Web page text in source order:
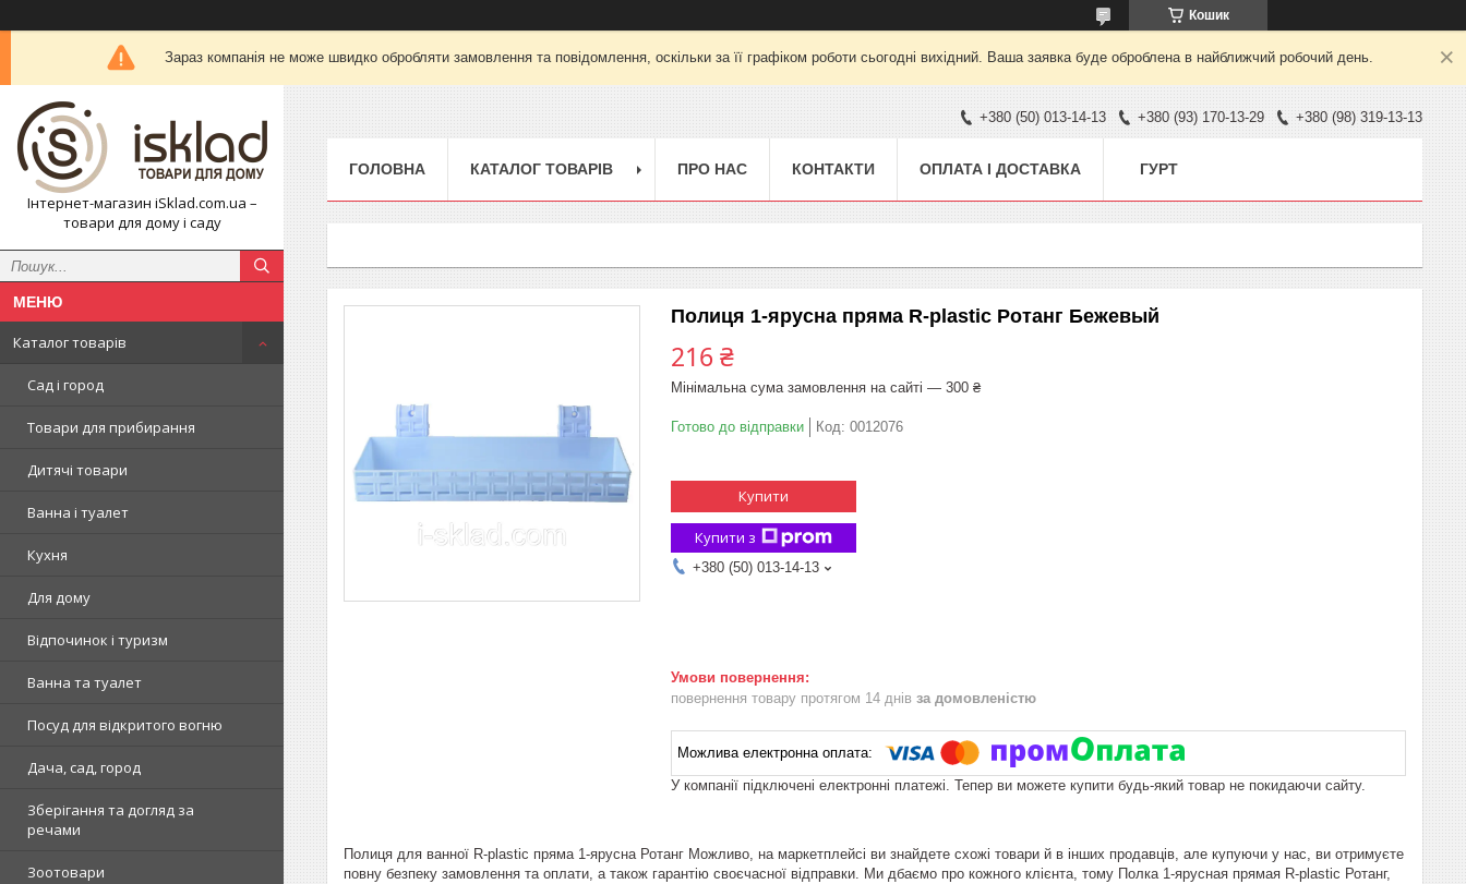
Кошик
Зараз компанія не може швидко обробляти замовлення та повідомлення, оскільки за її графіком роботи сьогодні вихідний. Ваша заявка буде оброблена в найближчий робочий день.
Інтернет-магазин iSklad.com.ua –
товари для дому і саду
Каталог товарів
Сад і город
Товари для прибирання
Дитячі товари
Ванна і туалет
Кухня
Для дому
Відпочинок і туризм
Ванна та туалет
Посуд для відкритого вогню
Дача, сад, город
Зберігання та догляд за
речами
Зоотовари
+380 (50) 013-14-13 +380 (93) 170-13-29 +380 (98) 319-13-13
ГОЛОВНА КАТАЛОГ ТОВАРІВ ПРО НАС КОНТАКТИ ОПЛАТА І ДОСТАВКА ГУРТ
Полиця 1-ярусна пряма R-plastic Ротанг Бежевый
216 ₴
Мінімальна сума замовлення на сайті — 300 ₴
Готово до відправки Код: 0012076
Купити
Купити з
+380 (50) 013-14-13
повернення товару протягом 14 днів за домовленістю
У компанії підключені електронні платежі. Тепер ви можете купити будь-який товар не покидаючи сайту.
Полиця для ванної R-plastic пряма 1-ярусна Ротанг Можливо, на маркетплейсі ви знайдете схожі товари й в інших продавців, але купуючи у нас, ви отримуєте
повну безпеку замовлення та оплати, а також гарантію своєчасної відправки. Ми дбаємо про кожного клієнта, тому Полка 1-ярусная прямая R-plastic Ротанг,